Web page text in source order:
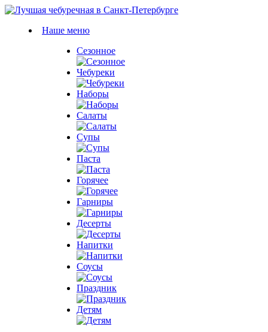
Наше меню
Сезонное
Чебуреки
Наборы
Салаты
Супы
Паста
Горячее
Гарниры
Десерты
Напитки
Соусы
Праздник
Детям